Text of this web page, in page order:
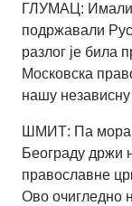
ГЛУМАЦ: Имали
подржавали
разлог је била
Московска
нашу независну
ШМИТ: Па
Београду држи
православне
Ово очигледно